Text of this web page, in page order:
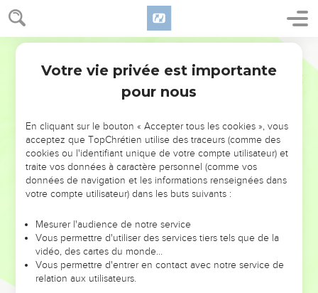
NE MANQUEZ PAS L’ÉVÉNEMENT
DE L’ANNÉE !
ET SI LEURS ERREURS POUVAIENT VOUS ÉVITER LES
VOTRES ?
leur foi ou leur vision. Mais on voit moins les doutes, les erreurs
et les saisons difficiles qu'ils ont traversés, alors même que ce
sont elles qui les ont façonnés.
Dans cette conférence, leaders, entrepreneurs, et responsables
Votre vie privée est importante
pour nous
En cliquant sur le bouton « Accepter tous les cookies », vous
acceptez que TopChrétien utilise des traceurs (comme des
cookies ou l'identifiant unique de votre compte utilisateur) et
traite vos données à caractère personnel (comme vos
données de navigation et les informations renseignées dans
votre compte utilisateur) dans les buts suivants :
Mesurer l'audience de notre service
Vous permettre d'utiliser des services tiers tels que de la
vidéo, des cartes du monde…
Vous permettre d'entrer en contact avec notre service de
relation aux utilisateurs.